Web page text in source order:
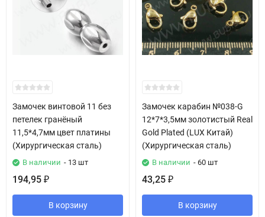
Замочек винтовой 11 без
петелек гранёный
11,5*4,7мм цвет платины
(Хирургическая сталь)
В наличии - 13 шт
194,95 ₽
В корзину
Замочек карабин №038-G
12*7*3,5мм золотистый Real
Gold Plated (LUX Китай)
(Хирургическая сталь)
В наличии - 60 шт
43,25 ₽
В корзину